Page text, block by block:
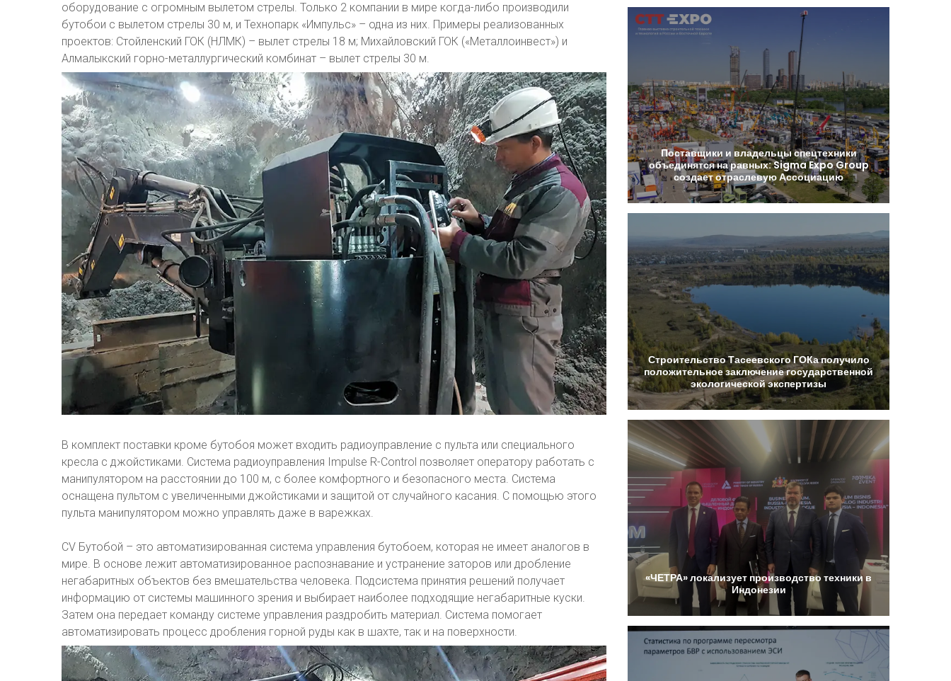
оборудование с огромным вылетом стрелы. Только 2 компании в мире когда-либо производили
бутобои с вылетом стрелы 30 м, и Технопарк «Импульс» – одна из них. Примеры реализованных
проектов: Стойленский ГОК (НЛМК) – вылет стрелы 18 м; Михайловский ГОК («Металлоинвест») и
Алмалыкский горно-металлургический комбинат – вылет стрелы 30 м.
В комплект поставки кроме бутобоя может входить радиоуправление с пульта или специального
кресла с джойстиками. Система радиоуправления Impulse R-Control позволяет оператору работать с
манипулятором на расстоянии до 100 м, с более комфортного и безопасного места. Система
оснащена пультом с увеличенными джойстиками и защитой от случайного касания. С помощью этого
пульта манипулятором можно управлять даже в варежках.
CV Бутобой – это автоматизированная система управления бутобоем, которая не имеет аналогов в
мире. В основе лежит автоматизированное распознавание и устранение заторов или дробление
негабаритных объектов без вмешательства человека. Подсистема принятия решений получает
информацию от системы машинного зрения и выбирает наиболее подходящие негабаритные куски.
Затем она передает команду системе управления раздробить материал. Система помогает
автоматизировать процесс дробления горной руды как в шахте, так и на поверхности.
Поставщики и владельцыспецтехники
объединятсянаравных:SigmaExpoGroup
создаетотраслевуюАссоциацию
СтроительствоТасеевскогоГОКаполучило
положительноезаключениегосударственной
экологическойэкспертизы
«ЧЕТРА»локализует производство техникив
Индонезии